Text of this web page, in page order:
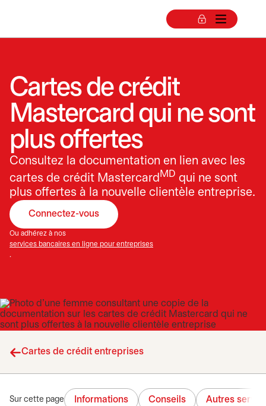
Cartes de crédit
Mastercard qui ne sont
plus offertes
Consultez la documentation en lien avec les
cartes de crédit Mastercard MD qui ne sont
plus offertes à la nouvelle clientèle entreprise.
Connectez-vouss’ouvre dans un nouvel onglet
Ou adhérez à nos
services bancaires en ligne pour entreprises
.
Cartes de crédit entreprises
Sur cette page Informations Conseils Autres